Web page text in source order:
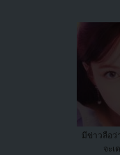
มีข่าวลือว่
จะเ